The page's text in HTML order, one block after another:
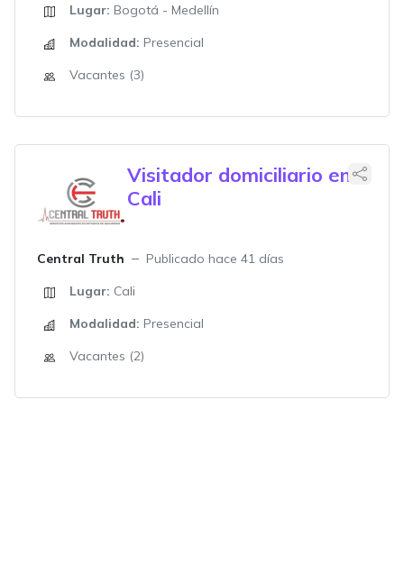
Lugar: Bogotá - Medellín
Modalidad: Presencial
Vacantes (3)
Visitador domiciliario en
Cali
Central Truth
Publicado hace 41 días
Lugar: Cali
Modalidad: Presencial
Vacantes (2)